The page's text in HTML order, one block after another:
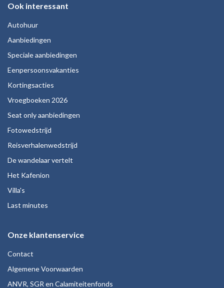
Ook interessant
Autohuur
Aanbiedingen
Speciale aanbiedingen
Eenpersoonsvakanties
Kortingsacties
Vroegboeken 2026
Seat only aanbiedingen
Fotowedstrijd
Reisverhalenwedstrijd
De wandelaar vertelt
Het Kafenion
Villa's
Last minutes
Onze klantenservice
Contact
Algemene Voorwaarden
ANVR, SGR en Calamiteitenfonds